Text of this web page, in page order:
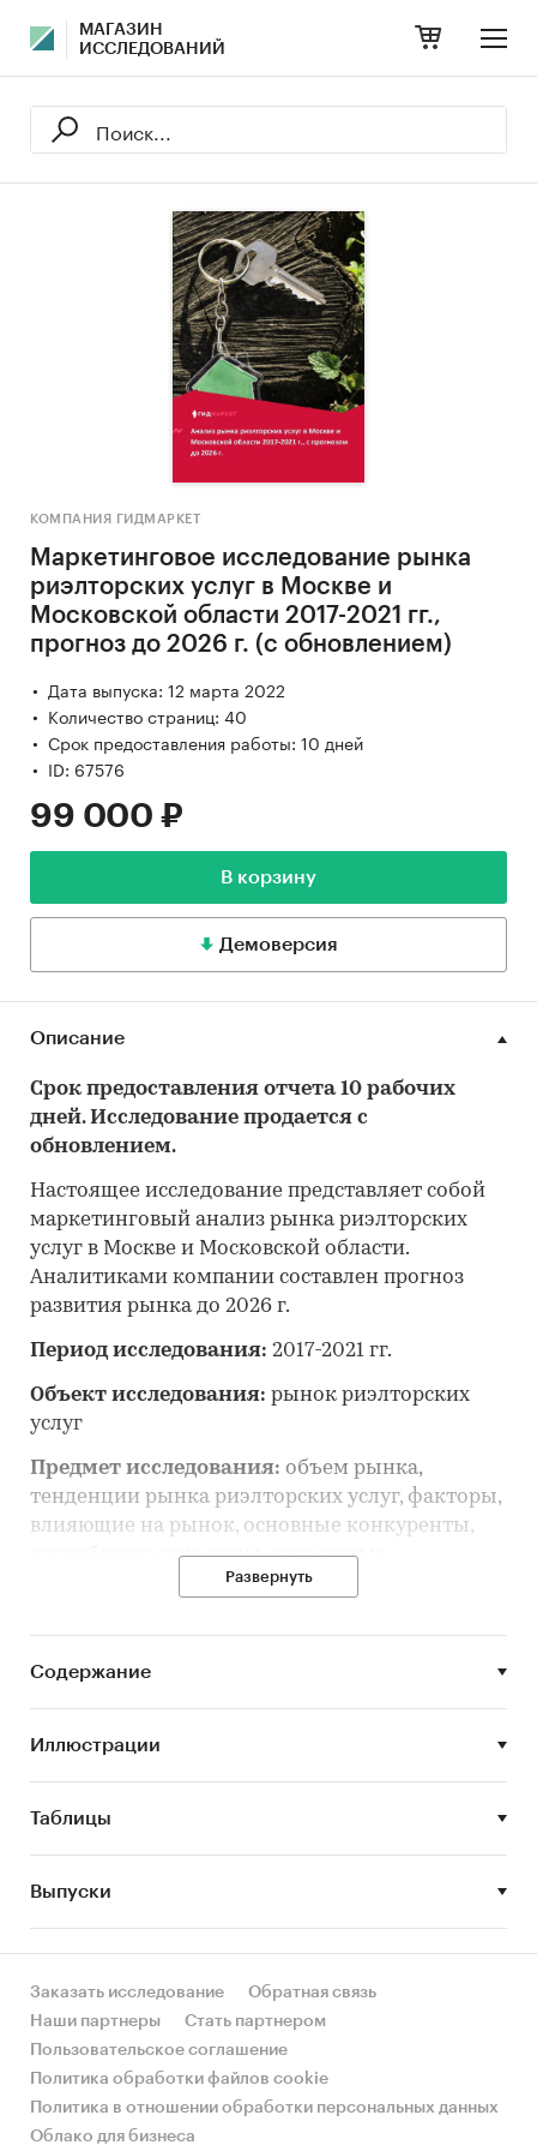
МАГАЗИН
ИССЛЕДОВАНИЙ
КОМПАНИЯ ГИДМАРКЕТ
Маркетинговое исследование рынка
риэлторских услуг в Москве и
Московской области 2017-2021 гг.,
прогноз до 2026 г. (с обновлением)
Дата выпуска: 12 марта 2022
Количество страниц: 40
Срок предоставления работы: 10 дней
ID: 67576
99 000 ₽
В корзину
Демоверсия
Описание
Срок предоставления отчета 10 рабочих
дней. Исследование продается с
обновлением.
Настоящее исследование представляет собой
маркетинговый анализ рынка риэлторских
услуг в Москве и Московской области.
Аналитиками компании составлен прогноз
развития рынка до 2026 г.
Период исследования: 2017-2021 гг.
Объект исследования: рынок риэлторских
услуг
Предмет исследования: объем рынка,
тенденции рынка риэлторских услуг, факторы,
влияющие на рынок, основные конкуренты,
потребительские цены, отраслевые
финансово-экономические показатели, оценка
развития рынка.
Цель исследования:
развития рынка риэлторских услуг
Задачи исследования:
Описание состояния рынка риэлторских
услуг
Описание основных конкурентов
Оценка текущих тенденций и перспектив
развития рынка
Анализ отраслевых показателей финансово-
экономической деятельности
Развернуть
Содержание
Иллюстрации
Таблицы
Выпуски
Заказать исследование
Обратная связь
Наши партнеры
Стать партнером
Пользовательское соглашение
Политика обработки файлов cookie
Политика в отношении обработки персональных данных
Облако для бизнеса